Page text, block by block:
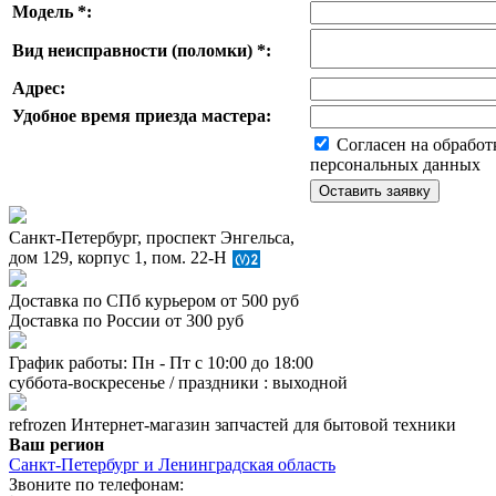
Модель *:
Вид неисправности (поломки) *:
Адрес:
Удобное время приезда мастера:
Согласен на
персональных данных
Санкт-Петербург, проспект Энгельса,
дом 129, корпус 1, пом. 22-Н
Доставка по СПб курьером от 500 руб
Доставка по России от 300 руб
График работы: Пн - Пт с 10:00 до 18:00
суббота-воскресенье / праздники : выходной
refrozen Интернет-магазин запчастей для бытовой техники
Ваш регион
Санкт-Петербург и Ленинградская область
Звоните по телефонам: